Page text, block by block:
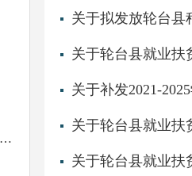
关于拟发放轮台县
关于轮台县就业扶
关于补发2021-
关于轮台县就业扶
关于轮台县就业扶